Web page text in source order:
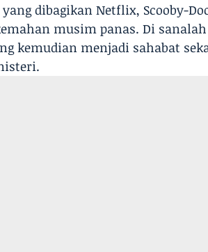
dibagikan Netflix, Scooby-
musim panas. Di
kemudian menjadi sahabat